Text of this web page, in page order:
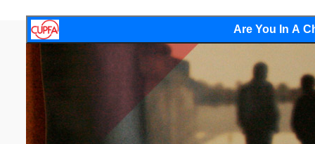
Are You In A